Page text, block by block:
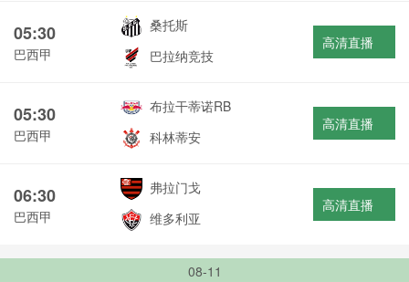
05:30
巴西甲
桑托斯
巴拉纳竞技
高清直播
05:30
巴西甲
布拉干蒂诺RB
科林蒂安
高清直播
06:30
巴西甲
弗拉门戈
维多利亚
高清直播
08-11